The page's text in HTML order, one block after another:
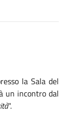
la Sala del
un incontro dal
".